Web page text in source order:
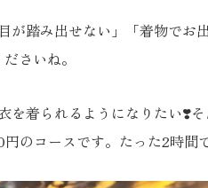
踏み出せない」「着物で
さいね。
着られるようになりたい❣️
のコースです。たった2時